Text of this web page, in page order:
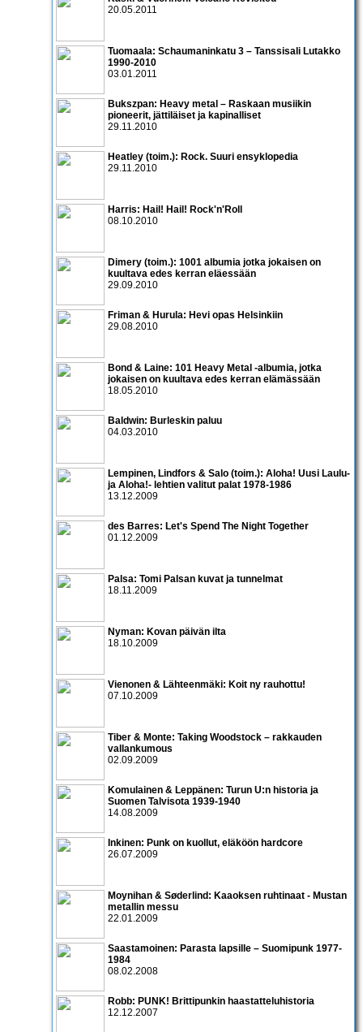
20.05.2011
Tuomaala: Schaumaninkatu 3 – Tanssisali Lutakko
1990­-2010
03.01.2011
Bukszpan: Heavy metal – Raskaan musiikin
pioneerit, jättiläiset ja kapinalliset
29.11.2010
Heatley (toim.): Rock. Suuri ensyklopedia
29.11.2010
Harris: Hail! Hail! Rock'n'Roll
08.10.2010
Dimery (toim.): 1001 albumia jotka jokaisen on
kuultava edes kerran eläessään
29.09.2010
Friman & Hurula: Hevi opas Helsinkiin
29.08.2010
Bond & Laine: 101 Heavy Metal -albumia, jotka
jokaisen on kuultava edes kerran elämässään
18.05.2010
Baldwin: Burleskin paluu
04.03.2010
Lempinen, Lindfors & Salo (toim.): Aloha! Uusi Laulu-
ja Aloha!- lehtien valitut palat 1978-1986
13.12.2009
des Barres: Let's Spend The Night Together
01.12.2009
Palsa: Tomi Palsan kuvat ja tunnelmat
18.11.2009
Nyman: Kovan päivän ilta
18.10.2009
Vienonen & Lähteenmäki: Koit ny rauhottu!
07.10.2009
Tiber & Monte: Taking Woodstock – rakkauden
vallankumous
02.09.2009
Komulainen & Leppänen: Turun U:n historia ja
Suomen Talvisota 1939-1940
14.08.2009
Inkinen: Punk on kuollut, eläköön hardcore
26.07.2009
Moynihan & Søderlind: Kaaoksen ruhtinaat - Mustan
metallin messu
22.01.2009
Saastamoinen: Parasta lapsille – Suomipunk 1977-
1984
08.02.2008
Robb: PUNK! Brittipunkin haastatteluhistoria
12.12.2007